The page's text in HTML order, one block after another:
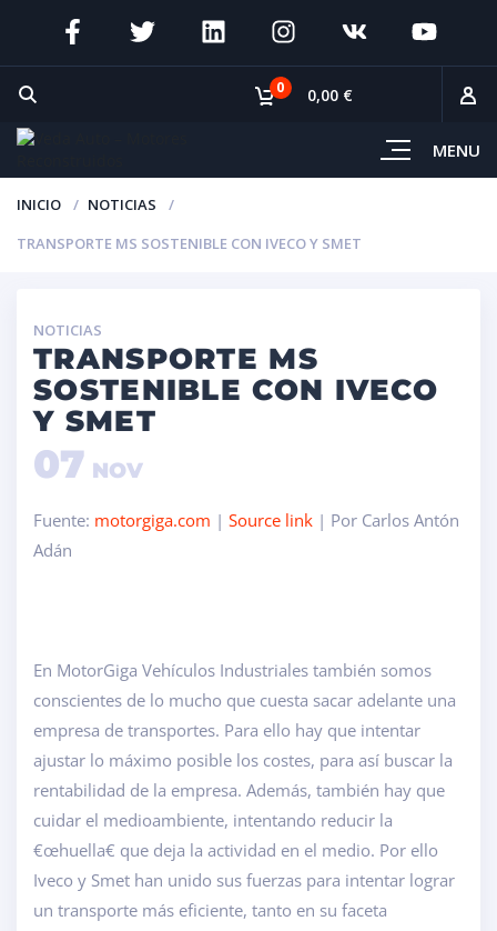
MENU
0 0,00 €
INICIO
NOTICIAS
TRANSPORTE MS SOSTENIBLE CON IVECO Y SMET
NOTICIAS
TRANSPORTE MS
SOSTENIBLE CON IVECO
Y SMET
07 NOV
Fuente: motorgiga.com | Source link | Por Carlos Antón
Adán
En MotorGiga Vehículos Industriales también somos
conscientes de lo mucho que cuesta sacar adelante una
empresa de transportes. Para ello hay que intentar
ajustar lo máximo posible los costes, para así buscar la
rentabilidad de la empresa. Además, también hay que
cuidar el medioambiente, intentando reducir la
€œhuella€ que deja la actividad en el medio. Por ello
Iveco y Smet han unido sus fuerzas para intentar lograr
un transporte más eficiente, tanto en su faceta